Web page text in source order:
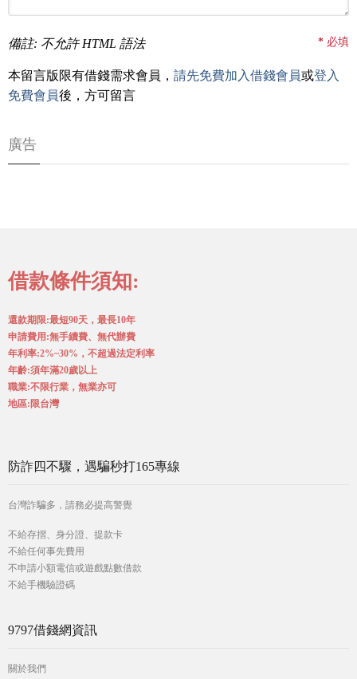
備註: 不允許 HTML 語法 * 必填
本留言版限有借錢需求會員， 請先免費加入借錢會員或登入
免費會員後，方可留言
廣告
借款條件須知:
還款期限:最短90天，最長10年
申請費用:無手續費、無代辦費
年利率:2%~30%，不超過法定利率
年齡:須年滿20歲以上
職業:不限行業，無業亦可
地區:限台灣
防詐四不驟，遇騙秒打165專線
台灣詐騙多，請務必提高警覺
不給存摺、身分證、提款卡
不給任何事先費用
不申請小額電信或遊戲點數借款
不給手機驗證碼
9797借錢網資訊
關於我們